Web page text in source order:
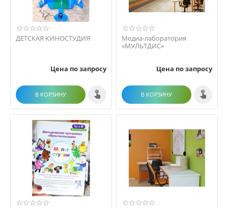
ДЕТСКАЯ КИНОСТУДИЯ
Цена по запросу
В КОРЗИНУ
Медиа-лаборатория
«МУЛЬТДИС»
Цена по запросу
В КОРЗИНУ